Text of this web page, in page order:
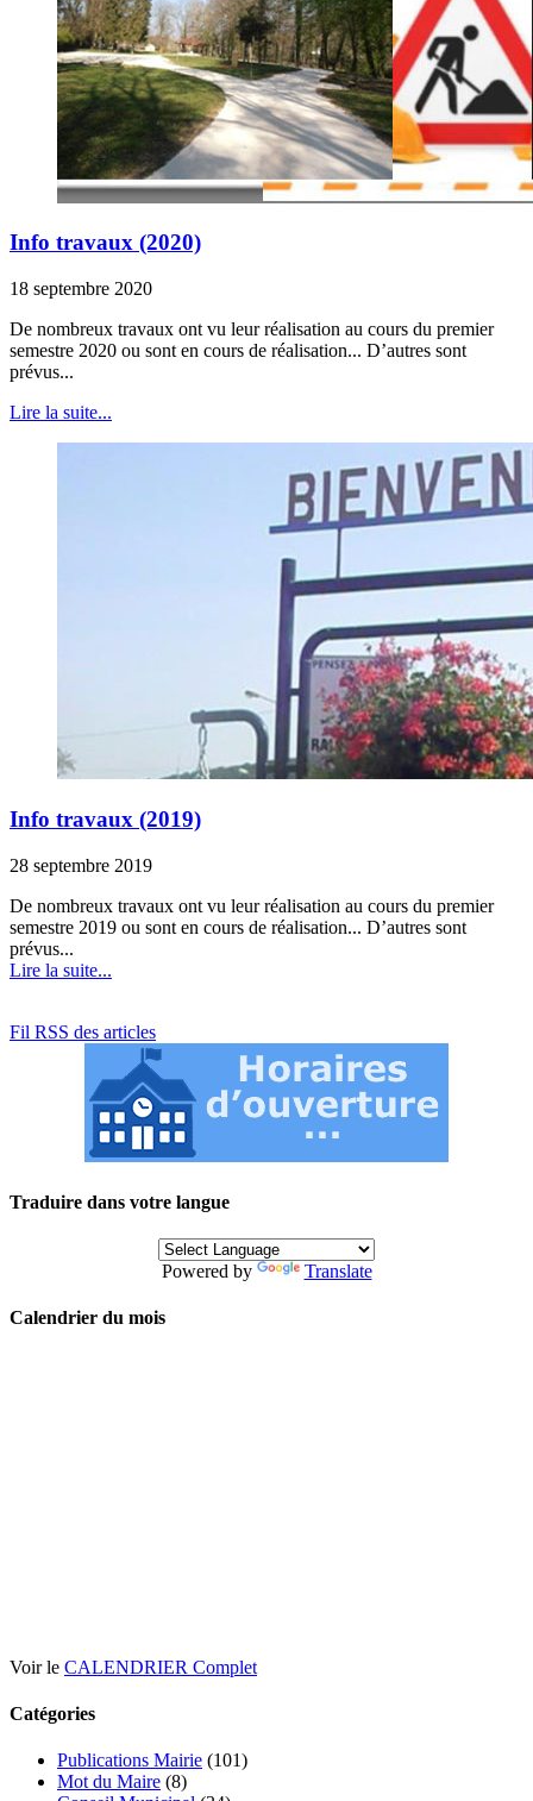
Info travaux (2020)
18 septembre 2020
De nombreux travaux ont vu leur réalisation au cours du premier
semestre 2020 ou sont en cours de réalisation... D’autres sont
prévus...
Lire la suite...
Info travaux (2019)
28 septembre 2019
De nombreux travaux ont vu leur réalisation au cours du premier
semestre 2019 ou sont en cours de réalisation... D’autres sont
prévus...
Lire la suite...
Fil RSS des articles
Traduire dans votre langue
Powered by Translate
Calendrier du mois
Voir le CALENDRIER Complet
Catégories
Publications Mairie (101)
Mot du Maire (8)